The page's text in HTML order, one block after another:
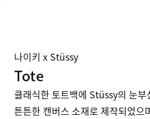
나이키 x Stüssy
Tote
클래식한 토트백에 Stüssy의 눈
튼튼한 캔버스 소재로 제작되었으